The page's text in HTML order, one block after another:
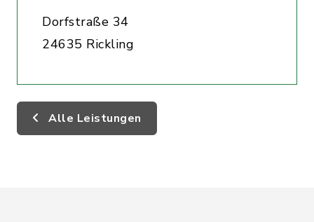
Dorfstraße 34
24635 Rickling
Alle Leistungen